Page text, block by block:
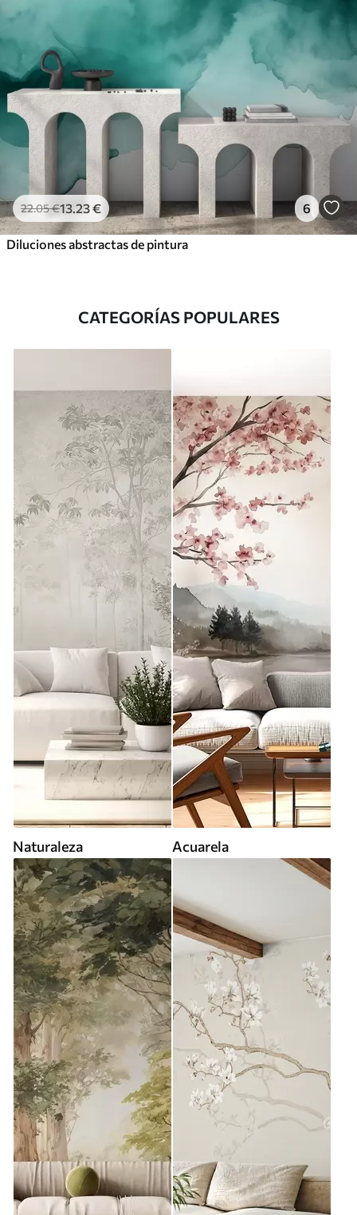
22.05€13 .23€ 6
Diluciones abstractas de pintura
CATEGORÍAS POPULARES
Naturaleza Acuarela